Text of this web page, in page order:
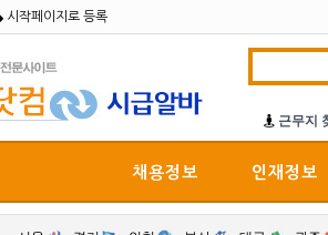
시작페이지로 등록
근무지
채용정보 인재정보